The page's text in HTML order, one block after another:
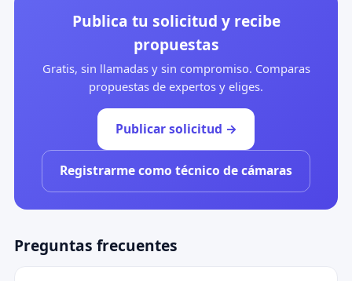
Publica tu solicitud y recibe
propuestas
Gratis, sin llamadas y sin compromiso. Comparas
propuestas de expertos y eliges.
Publicar solicitud →
Registrarme como técnico de cámaras
Preguntas frecuentes